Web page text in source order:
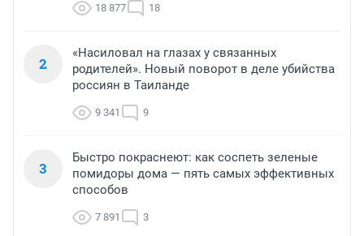
18 877 18
2
«Насиловал на глазах у связанных
родителей». Новый поворот в деле убийства
россиян в Таиланде
9 341 9
3
Быстро покраснеют: как соспеть зеленые
помидоры дома — пять самых эффективных
способов
7 891 3